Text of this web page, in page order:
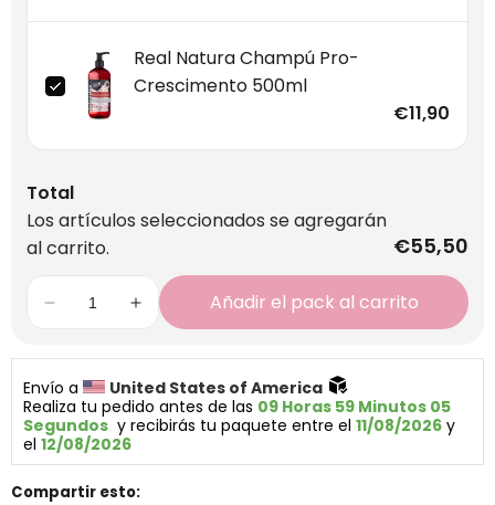
Real Natura Champú Pro-
Crescimento 500ml
€11,90
Total
Los artículos seleccionados se agregarán
al carrito.
€55,50
Añadir el pack al carrito
Envío a
United States of America
Realiza tu pedido antes de las 09 Horas 59 Minutos 05
Segundos
  y recibirás tu paquete entre el
11/08/2026 y
el 12/08/2026
Compartir esto: